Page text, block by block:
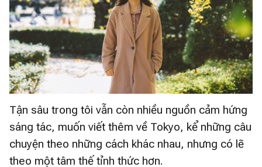
Tận sâu trong tôi vẫn còn nhiều nguồn cảm hứng
sáng tác, muốn viết thêm về Tokyo, kể những câu
chuyện theo những cách khác nhau, nhưng có lẽ
theo một tâm thế tỉnh thức hơn.